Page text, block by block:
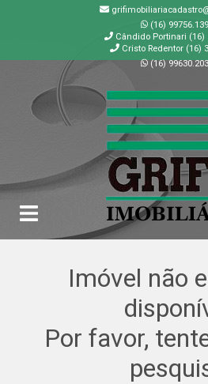
(16)
Cândido Portinari (16)
Cristo Redentor (16)
(16)
Imóvel não
Por favor,